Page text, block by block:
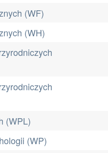
(WF)
(WH)
(WPL)
(WP)